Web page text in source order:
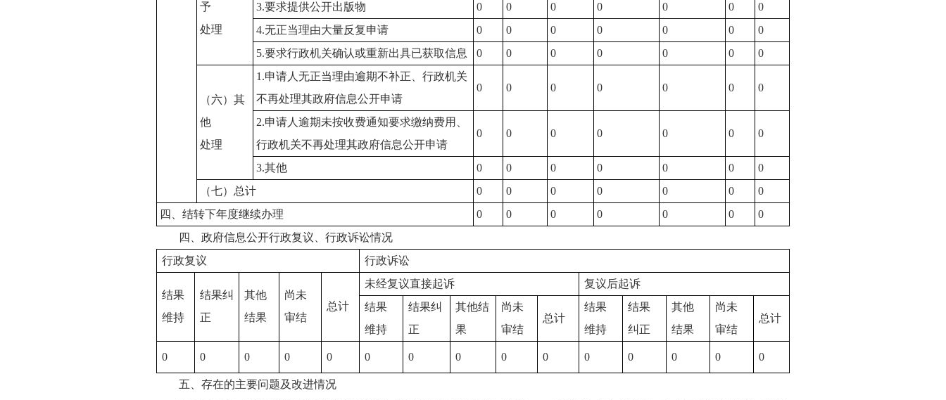
予
处理
3.要求提供公开出版物
0 0 0 0 0 0
0
4.无正当理由大量反复申请
0 0 0 0 0 0
0
5.要求行政机关确认或重新出具已获取信息
0 0 0 0 0 0 0
（六）其
他
处理
1.申请人无正当理由逾期不补正、行政机关
不再处理其政府信息公开申请
0 0 0 0 0 0 0
2.申请人逾期未按收费通知要求缴纳费用、
行政机关不再处理其政府信息公开申请
0 0 0 0 0 0 0
3.其他 0 0 0 0 0 0
0
（七）总计
0 0 0 0 0 0
0
四、结转下年度继续办理
0 0 0 0 0 0
0
四、政府信息公开行政复议、行政诉讼情况
行政复议
行政诉讼
结果
维持
结果纠
正
其他
结果
尚未
审结
总计
未经复议直接起诉
复议后起诉
结果
维持
结果纠
正
其他结
果
尚未
审结
总计
结果
维持
结果
纠正
其他
结果
尚未
审结
总计
0 0 0 0 0 0 0 0 0 0 0 0 0 0 0
五、存在的主要问题及改进情况